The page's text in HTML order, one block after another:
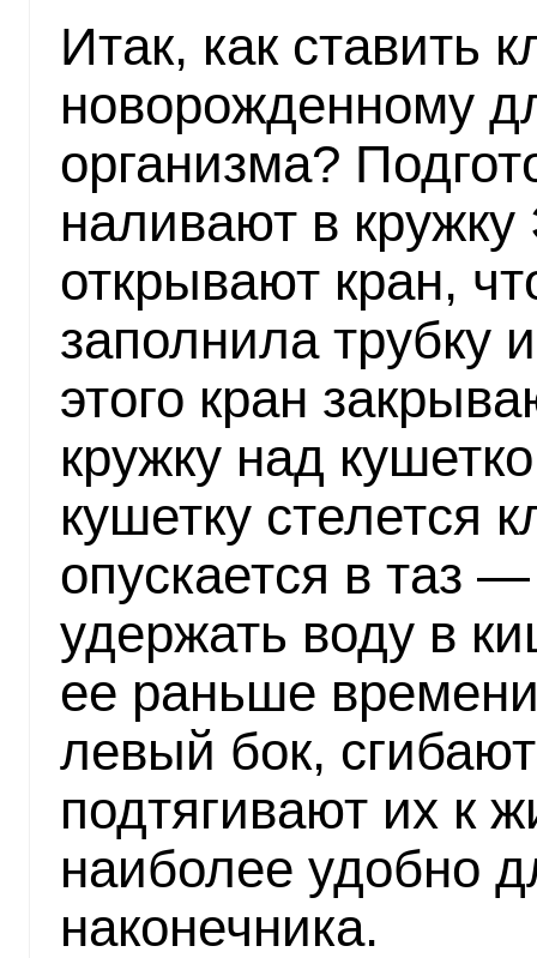
Итак, как ставить
новорожденному
организма?
наливают в
открывают кран,
заполнила трубку
этого кран
кружку над
кушетку стелется
опускается в таз
удержать воду в
ее раньше
левый бок,
подтягивают их к
наиболее удобно
наконечника.